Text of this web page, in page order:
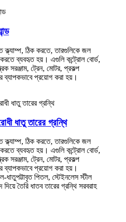
ক্ল্যাম্প, ঠিক করতে, তারগুলিকে জল
ব্যবহৃত হয়। এগুলি কন্ট্রোল বোর্ড,
সরঞ্জাম, ট্রেন, মোটর, প্রকল্প
ব্যাপকভাবে প্রয়োগ করা হয়।
ধাতু তারের গ্রন্থি
ক্ল্যাম্প, ঠিক করতে, তারগুলিকে জল
ব্যবহৃত হয়। এগুলি কন্ট্রোল বোর্ড,
সরঞ্জাম, ট্রেন, মোটর, প্রকল্প
ব্যাপকভাবে প্রয়োগ করা হয়।
পিতল, স্টেইনলেস স্টীল
দিয়ে তৈরি ধাতব তারের গ্রন্থি সরবরাহ